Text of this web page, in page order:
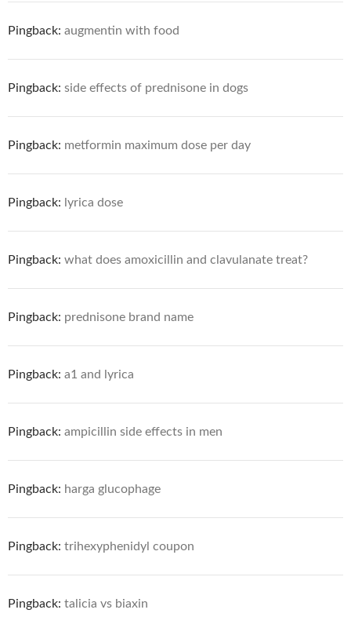
Pingback: augmentin with food
Pingback: side effects of prednisone in dogs
Pingback: metformin maximum dose per day
Pingback: lyrica dose
Pingback: what does amoxicillin and clavulanate treat?
Pingback: prednisone brand name
Pingback: a1 and lyrica
Pingback: ampicillin side effects in men
Pingback: harga glucophage
Pingback: trihexyphenidyl coupon
Pingback: talicia vs biaxin